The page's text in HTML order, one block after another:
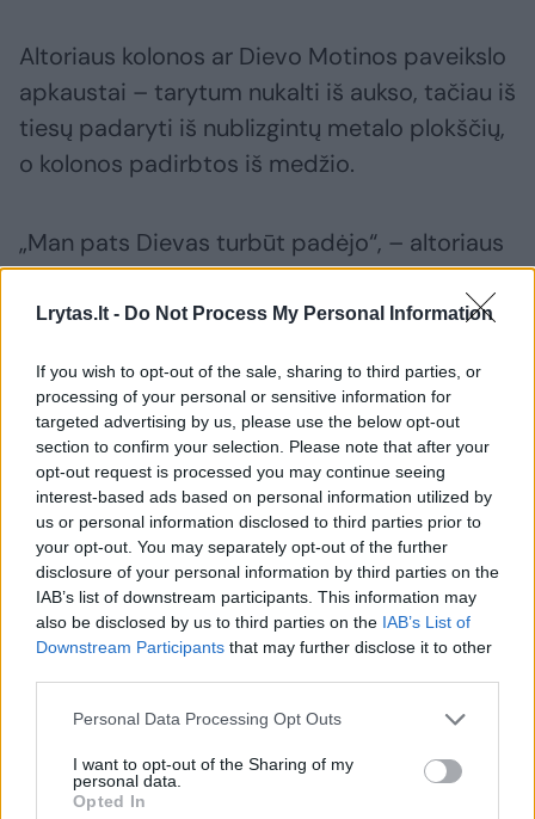
Lrytas.lt - Do Not Process My Personal Information
If you wish to opt-out of the sale, sharing to third parties, or
processing of your personal or sensitive information for
targeted advertising by us, please use the below opt-out
section to confirm your selection. Please note that after your
opt-out request is processed you may continue seeing
interest-based ads based on personal information utilized by
us or personal information disclosed to third parties prior to
your opt-out. You may separately opt-out of the further
disclosure of your personal information by third parties on the
IAB’s list of downstream participants. This information may
also be disclosed by us to third parties on the IAB’s List of
Downstream Participants that may further disclose it to other
Personal Data Processing Opt Outs
I want to opt-out of the Sharing of my
personal data.
Opted In
Altoriaus kolonos ar Dievo Motinos paveikslo
apkaustai – tarytum nukalti iš aukso, tačiau iš
tiesų padaryti iš nublizgintų metalo plokščių,
o kolonos padirbtos iš medžio.
„Man pats Dievas turbūt padėjo“, – altoriaus
statymo procesą apibūdino A.Mažrimas.
Vienišas palangiškis sako, kad altorių įsirengė
negalėdamas kasdien nuvykti į Žemaičių
Kalvariją, kurią nuo Palangos skiria 75
kilometrai. Palangiškiui Žemaičių Kalvarijos
bazilikos altorius įspūdį paliko dar vaikystėje,
kai čia jis dažnai su mama užsukdavo melstis.
„Aš su švęstu vandeniu persižegnoju ir einu
rožinio kalbėti. Padėkoju Dievui, kad leido
man sulaukti naujos dienos, jo garbei skiriu“,
– pasakojo A.Mažrimas.
Ant 80-mečio palangiškio A.Mažrimo